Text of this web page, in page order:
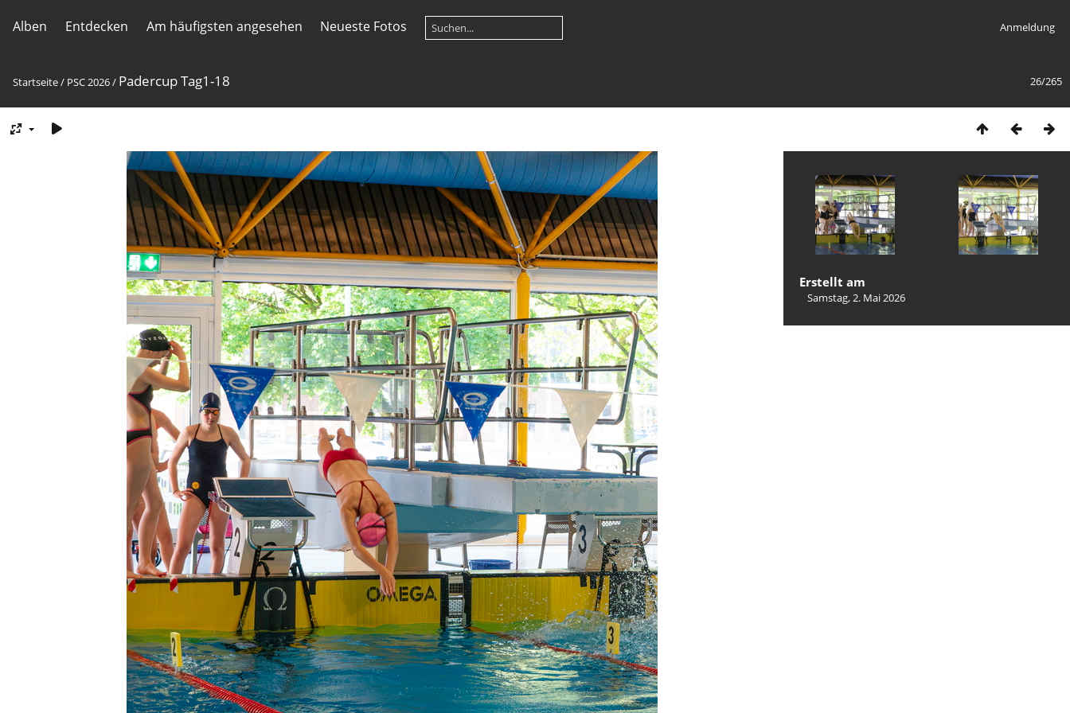
Alben Entdecken Am häufigsten angesehen Neueste Fotos Anmeldung
26/265
Startseite/ PSC 2026/ Padercup Tag1-18
Erstellt am
Samstag, 2. Mai 2026